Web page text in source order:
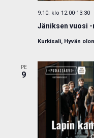
Jäniksen vuosi
9.10. klo 12:00-13:30
Kurkisali, Hyvän
PE
9